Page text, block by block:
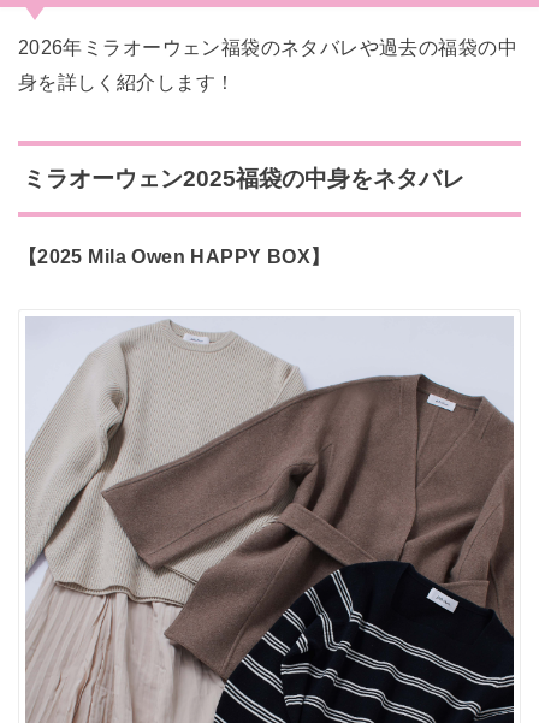
2026年ミラオーウェン福袋のネタバレや過去の福袋の中
身を詳しく紹介します！
ミラオーウェン2025福袋の中身をネタバレ
【2025 Mila Owen HAPPY BOX】